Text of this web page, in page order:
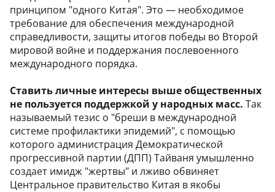
принципом "одного Китая". Это — необходимое
требование для обеспечения международной
справедливости, защиты итогов победы во Второй
мировой войне и поддержания послевоенного
международного порядка.
Ставить личные интересы выше общественных
не пользуется поддержкой у народных масс. Так
называемый тезис о "бреши в международной
системе профилактики эпидемий", с помощью
которого администрация Демократической
прогрессивной партии (ДПП) Тайваня умышленно
создает имидж "жертвы" и лживо обвиняет
Центральное правительство Китая в якобы